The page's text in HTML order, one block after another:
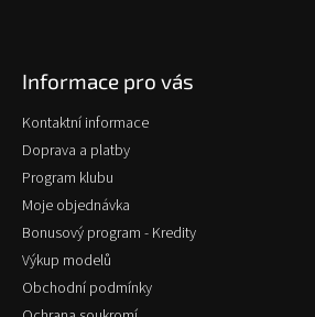
Informace pro vás
Kontaktní informace
Doprava a platby
Program klubu
Moje objednávka
Bonusový program - Kredity
Výkup modelů
Obchodní podmínky